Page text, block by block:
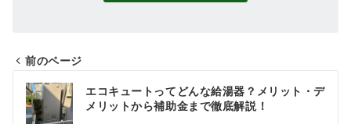
投
稿
前のページ
エコキュートってどんな給湯器？メリット・デ
メリットから補助金まで徹底解説！